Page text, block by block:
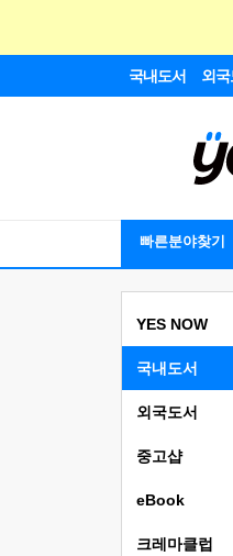
국내도서 외국
빠른분야찾기
YES NOW
국내도서
외국도서
중고샵
eBook
크레마클럽